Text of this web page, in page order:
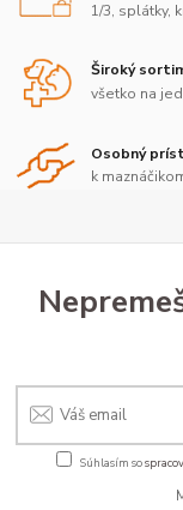
1/3, splátky,
Široký
všetko na
Osobný
k
Súhlasím so